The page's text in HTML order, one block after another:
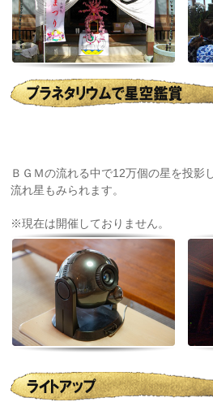
ＢＧＭの流れる中で12万個の星を投影
流れ星もみられます。
※現在は開催しておりません。